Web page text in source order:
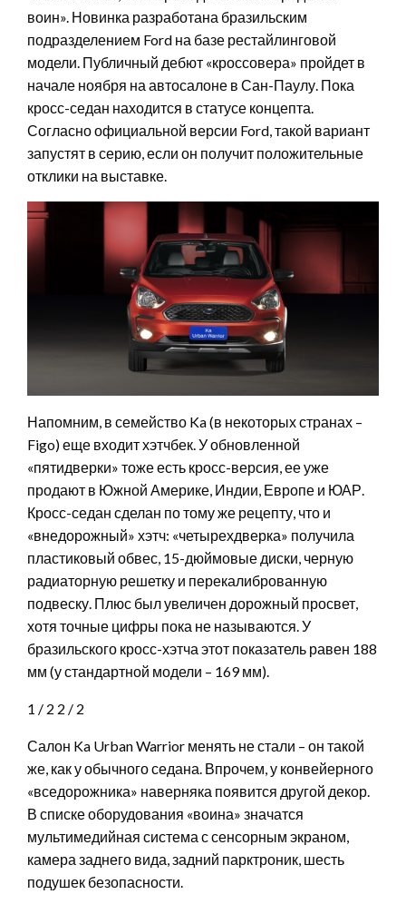
воин». Новинка разработана бразильским
подразделением Ford на базе рестайлинговой
модели. Публичный дебют «кроссовера» пройдет в
начале ноября на автосалоне в Сан-Паулу. Пока
кросс-седан находится в статусе концепта.
Согласно официальной версии Ford, такой вариант
запустят в серию, если он получит положительные
отклики на выставке.
Напомним, в семейство Ka (в некоторых странах –
Figo) еще входит хэтчбек. У обновленной
«пятидверки» тоже есть кросс-версия, ее уже
продают в Южной Америке, Индии, Европе и ЮАР.
Кросс-седан сделан по тому же рецепту, что и
«внедорожный» хэтч: «четырехдверка» получила
пластиковый обвес, 15-дюймовые диски, черную
радиаторную решетку и перекалиброванную
подвеску. Плюс был увеличен дорожный просвет,
хотя точные цифры пока не называются. У
бразильского кросс-хэтча этот показатель равен 188
мм (у стандартной модели – 169 мм).
1 / 2 2 / 2
Салон Ka Urban Warrior менять не стали – он такой
же, как у обычного седана. Впрочем, у конвейерного
«вседорожника» наверняка появится другой декор.
В списке оборудования «воина» значатся
мультимедийная система с сенсорным экраном,
камера заднего вида, задний парктроник, шесть
подушек безопасности.